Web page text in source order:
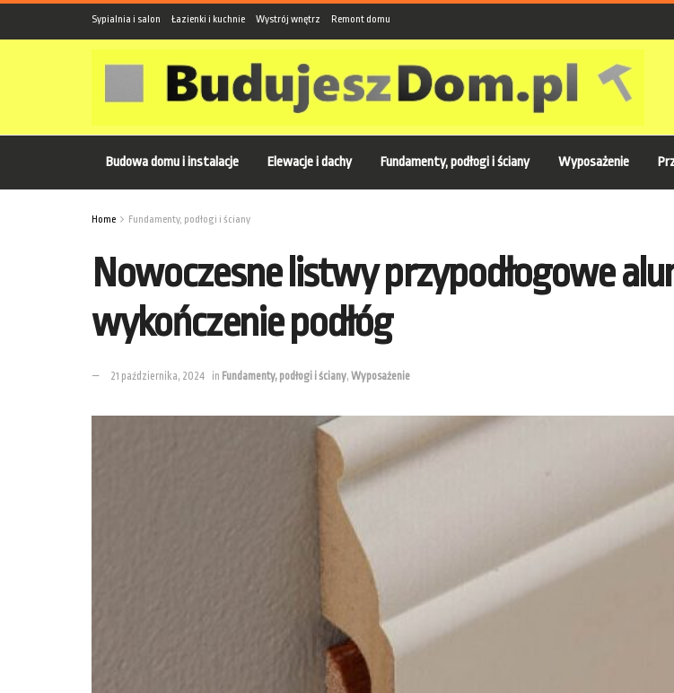
Sypialnia i salon Łazienki i kuchnie Wystrój wnętrz Remont domu
Budowa domu i instalacje Elewacje i dachy Fundamenty, podłogi i ściany Wyposażenie
Home Fundamenty, podłogi i ściany
Nowoczesne listwy przypodłogowe
wykończenie podłóg
21 października, 2024 in Fundamenty, podłogi i ściany, Wyposażenie